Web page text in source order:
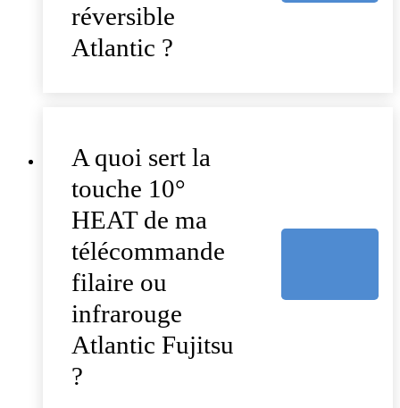
réversible
Atlantic ?
A quoi sert la
touche 10°
HEAT de ma
télécommande
filaire ou
infrarouge
Atlantic Fujitsu
?